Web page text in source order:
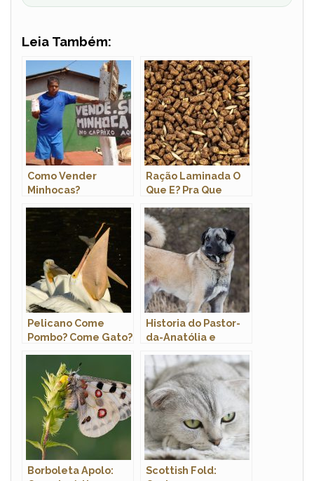
Leia Também:
Como Vender
Minhocas?
Ração Laminada O
Que E? Pra Que
Por Dia?
Pelicano Come
Pombo? Come Gato?
Historia do Pastor-
da-Anatólia e
Borboleta Apolo:
Scottish Fold: